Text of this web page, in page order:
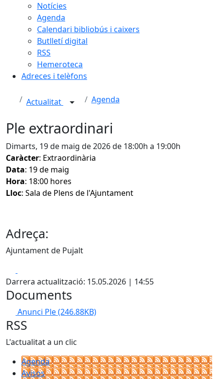
Notícies
Agenda
Calendari bibliobús i caixers
Butlletí digital
RSS
Hemeroteca
Adreces i telèfons
Actualitat Agenda
Ple extraordinari
Dimarts, 19 de maig de 2026 de 18:00h a 19:00h
Caràcter: Extraordinària
Data: 19 de maig
Hora: 18:00 hores
Lloc: Sala de Plens de l'Ajuntament
Adreça:
Ajuntament de Pujalt
Darrera actualització: 15.05.2026 | 14:55
Documents
Anunci Ple(246.88KB)
RSS
L'actualitat a un clic
Agenda
Avisos